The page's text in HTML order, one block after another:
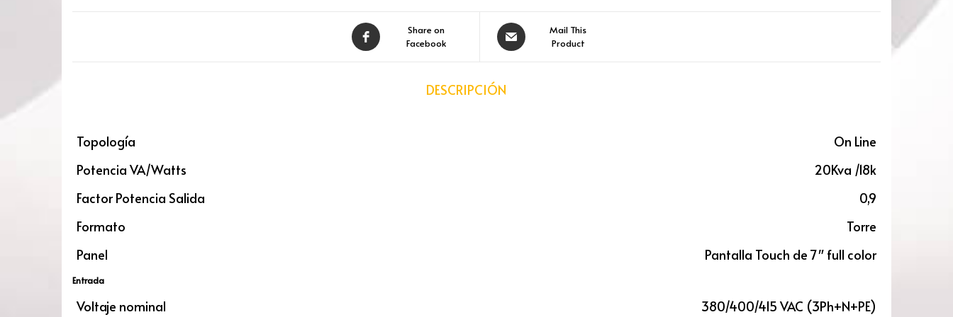
Share on
Facebook
Mail This
Product
DESCRIPCIÓN
Topología
On Line
Potencia VA/Watts
20Kva /18k
Factor Potencia Salida
0,9
Formato
Torre
Panel
Pantalla Touch de 7″ full color
Entrada
Voltaje nominal
380/400/415 VAC (3Ph+N+PE)